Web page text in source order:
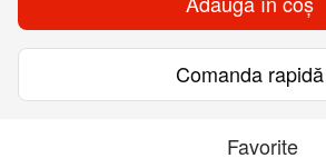
Comanda rapidă
Favorite